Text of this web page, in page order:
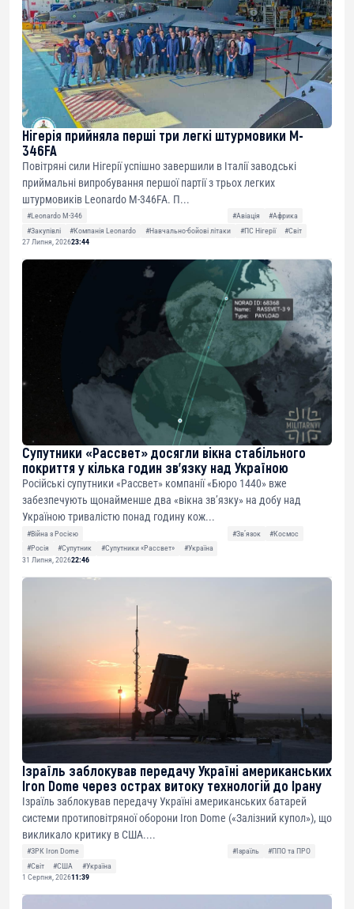
Нігерія прийняла перші три легкі штурмовики M-
346FA
Повітряні сили Нігерії успішно завершили в Італії заводські
приймальні випробування першої партії з трьох легких
штурмовиків Leonardo M-346FA. П...
#Leonardo M-346 #Авіація
#Африка
#Закупівлі
#Компанія Leonardo #Навчально-бойові літаки #ПС Нігерії
#Світ
27 Липня, 202623:44
Супутники «Рассвет» досягли вікна стабільного
покриття у кілька годин зв’язку над Україною
Російські супутники «Рассвет» компанії «Бюро 1440» вже
забезпечують щонайменше два «вікна зв’язку» на добу над
Україною тривалістю понад годину кож...
#Війна з Росією #Звʼязок
#Космос
#Росія
#Супутник #Супутники «Рассвет»
#Україна
31 Липня, 202622:46
Ізраїль заблокував передачу Україні американських
Iron Dome через острах витоку технологій до Ірану
Ізраїль заблокував передачу Україні американських батарей
системи протиповітряної оборони Iron Dome («Залізний купол»), що
викликало критику в США....
#ЗРК Iron Dome #Ізраїль
#ППО та ПРО
#Світ
#США
#Україна
1 Серпня, 202611:39